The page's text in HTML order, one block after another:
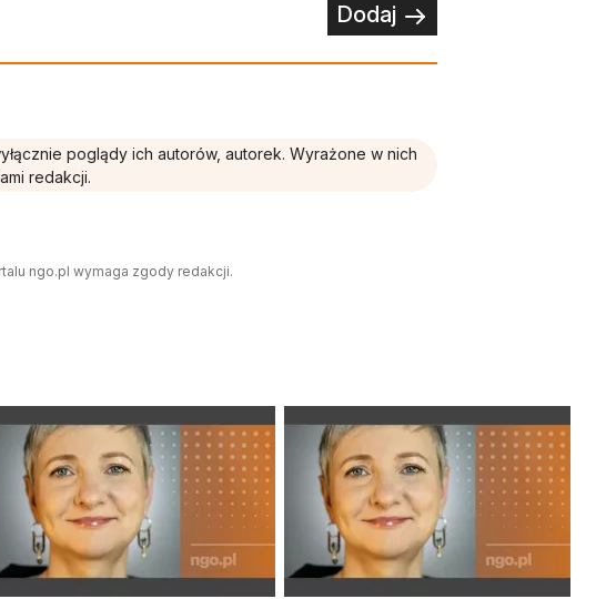
Dodaj
poglądy ich autorów, autorek. Wyrażone w nich
redakcji.
ngo.pl wymaga zgody redakcji.